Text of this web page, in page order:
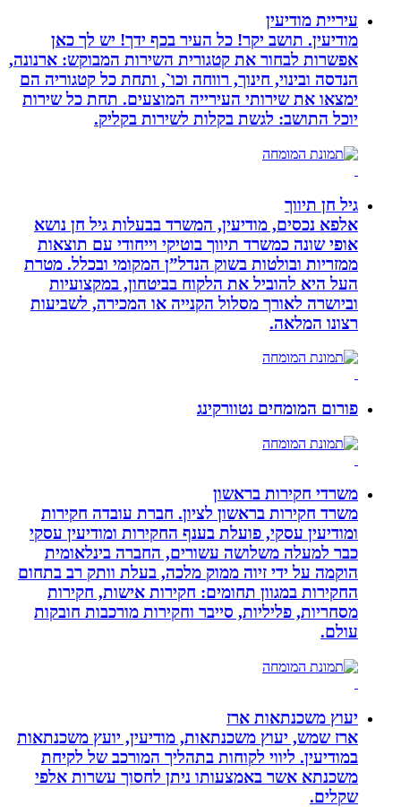
עיריית מודיעין
מודיעין. תושב יקר! כל העיר בכף ידך! יש לך כאן
אפשרות לבחור את קטגורית השירות המבוקש: ארנונה,
הנדסה ובינוי, חינוך, רווחה וכו`, ותחת כל קטגוריה הם
ימצאו את שירותי העירייה המוצעים. תחת כל שירות
יוכל התושב: לגשת בקלות לשירות בקליק.
גיל חן תיווך
אלפא נכסים, מודיעין, המשרד בבעלות גיל חן נושא
אופי שונה כמשרד תיווך בוטיקי וייחודי עם תוצאות
ממזריות ובולטות בשוק הנדל”ן המקומי ובכלל. מטרת
העל היא להוביל את הלקוח בביטחון, במקצועיות
וביושרה לאורך מסלול הקנייה או המכירה, לשביעות
רצונו המלאה.
פורום המומחים נטוורקינג
משרדי חקירות בראשון
משרד חקירות בראשון לציון. חברת עובדה חקירות
ומודיעין עסקי, פועלת בענף החקירות ומודיעין עסקי
כבר למעלה משלושה עשורים, החברה בינלאומית
הוקמה על ידי זיוה ממוק מלכה, בעלת וותק רב בתחום
החקירות במגוון תחומים: חקירות אישות, חקירות
מסחריות, פליליות, סייבר וחקירות מורכבות חובקות
עולם.
יעוץ משכנתאות ארז
ארז שמש, יעוץ משכנתאות, מודיעין, יועץ משכנתאות
במודיעין. ליווי לקוחות בתהליך המורכב של לקיחת
משכנתא אשר באמצעותו ניתן לחסוך עשרות אלפי
שקלים.